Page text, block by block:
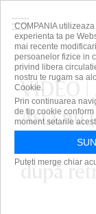
VIDEO |
Asta nu
Miriuţă
după
COMPANIA
experienta ta pe
mai recente
persoanelor fizice in
privind libera
nostru te rugam sa
Cookie.
Prin continuarea
de tip cookie
moment setarile
Puteti merge chiar